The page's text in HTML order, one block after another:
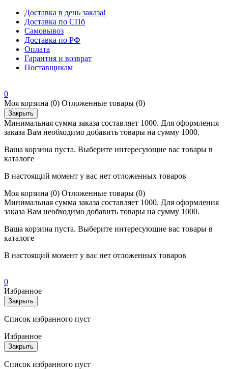
Доставка в день заказа!
Доставка по СПб
Самовывоз
Доставка по РФ
Оплата
Гарантия и возврат
Поставщикам
0
Моя корзина (0) Отложенные товары (0)
Закрыть
Минимальная сумма заказа составляет 1000. Для оформления
заказа Вам необходимо добавить товары на сумму 1000.
Ваша корзина пуста. Выберите интересующие вас товары в
каталоге
В настоящий момент у вас нет отложенных товаров
Моя корзина (0) Отложенные товары (0)
Минимальная сумма заказа составляет 1000. Для оформления
заказа Вам необходимо добавить товары на сумму 1000.
Ваша корзина пуста. Выберите интересующие вас товары в
каталоге
В настоящий момент у вас нет отложенных товаров
0
Избранное
Закрыть
Список избранного пуст
Избранное
Закрыть
Список избранного пуст